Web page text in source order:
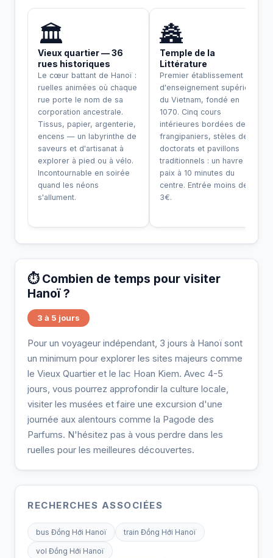
🏛️
Vieux quartier — 36
rues historiques
Le cœur battant de Hanoï :
ruelles animées où chaque
rue porte le nom de sa
corporation ancestrale.
Tissus, papier, argenterie,
encens — un labyrinthe de
saveurs et d'artisanat à
explorer à pied ou à vélo.
Incontournable en soirée
quand les néons
s'allument.
🏯
Temple de la
Littérature
Premier établissement
d'enseignement supérieur
du Vietnam, fondé en
1070. Cinq cours
intérieures bordées de
frangipaniers, stèles de
doctorats et pavillons
traditionnels : un havre de
paix à 10 minutes du
centre. Entrée moins de
3€.
⏱️ Combien de temps pour visiter
Hanoï ?
3 à 5 jours
Pour un voyageur indépendant, 3 jours à Hanoï sont
un minimum pour explorer les sites majeurs comme
le Vieux Quartier et le lac Hoan Kiem. Avec 4-5
jours, vous pourrez approfondir la culture locale,
visiter les musées et faire une excursion d'une
journée aux alentours comme la Pagode des
Parfums. N'hésitez pas à vous perdre dans les
ruelles pour les meilleures découvertes.
RECHERCHES ASSOCIÉES
bus Đồng Hới Hanoï train Đồng Hới Hanoï
vol Đồng Hới Hanoï